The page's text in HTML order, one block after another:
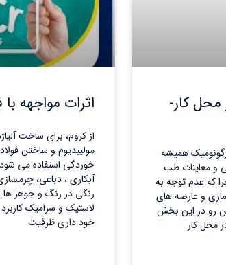
محل کار-
همیشه
و معاینات طب
که عدم توجه به
و عارضه های
رو در این بخش
محل کار
اثرات مواجهه با
از کروم، برای ساخت
مولیبدیوم و ساختن
خوردگی استفاده می
آبکاری ، دباغی،
رنگی در رنگ و جوهر
لاستیک و سرامیک کاربرد
خود داری ظرفیت